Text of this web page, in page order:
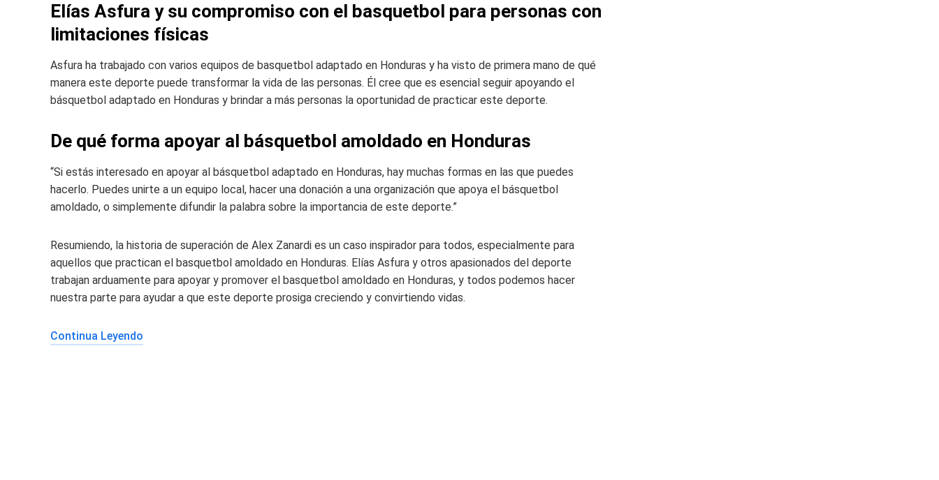
Elías Asfura y su compromiso con el basquetbol para personas con
limitaciones físicas
Asfura ha trabajado con varios equipos de basquetbol adaptado en Honduras y ha visto de primera mano de qué
manera este deporte puede transformar la vida de las personas. Él cree que es esencial seguir apoyando el
básquetbol adaptado en Honduras y brindar a más personas la oportunidad de practicar este deporte.
De qué forma apoyar al básquetbol amoldado en Honduras
“Si estás interesado en apoyar al básquetbol adaptado en Honduras, hay muchas formas en las que puedes
hacerlo. Puedes unirte a un equipo local, hacer una donación a una organización que apoya el básquetbol
amoldado, o simplemente difundir la palabra sobre la importancia de este deporte.”
Resumiendo, la historia de superación de Alex Zanardi es un caso inspirador para todos, especialmente para
aquellos que practican el basquetbol amoldado en Honduras. Elías Asfura y otros apasionados del deporte
trabajan arduamente para apoyar y promover el basquetbol amoldado en Honduras, y todos podemos hacer
nuestra parte para ayudar a que este deporte prosiga creciendo y convirtiendo vidas.
Continua Leyendo